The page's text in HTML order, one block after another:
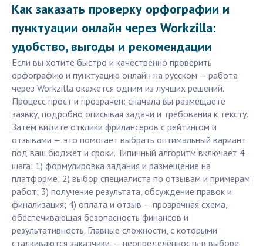
Как заказать проверку орфографии и
пунктуации онлайн через Workzilla:
удобство, выгоды и рекомендации
Если вы хотите быстро и качественно проверить
орфографию и пунктуацию онлайн на русском — работа
через Workzilla окажется одним из лучших решений.
Процесс прост и прозрачен: сначала вы размещаете
заявку, подробно описывая задачи и требования к тексту.
Затем видите отклики фрилансеров с рейтингом и
отзывами — это помогает выбрать оптимальный вариант
под ваш бюджет и сроки. Типичный алгоритм включает 4
шага: 1) формулировка задания и размещение на
платформе; 2) выбор специалиста по отзывам и примерам
работ; 3) получение результата, обсуждение правок и
финализация; 4) оплата и отзыв — прозрачная схема,
обеспечивающая безопасность финансов и
результативность. Главные сложности, с которыми
сталкиваются заказчики, — неопределённость в выборе